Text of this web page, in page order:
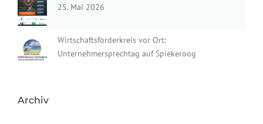
25. Mai 2026
Wirtschaftsförderkreis vor Ort:
Unternehmersprechtag auf Spiekeroog
Archiv